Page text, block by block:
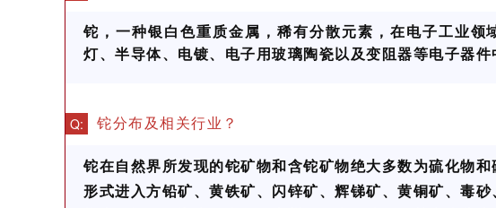
铊，一种银白色重质金属，稀有分散元素，在电子工业领
灯、半导体、电镀、电子用玻璃陶瓷以及变阻器等电子器件
Q: 铊分布及相关行业？
铊在自然界所发现的铊矿物和含铊矿物绝大多数为硫化物
形式进入方铅矿、黄铁矿、闪锌矿、辉锑矿、黄铜矿、毒